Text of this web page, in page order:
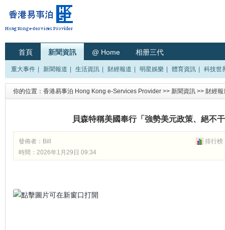
首頁 新聞資訊 @ Home 相册三代
重大事件 新聞報道 生活資訊 財經報道 明星娛樂 體育資訊 科技世
你的位置： 香港易事泊 Hong Kong e-Services Provider >> 新聞資訊 >> 財經報
貝森特稱美國奉行「強勢美元政策、絕不
排行榜
發佈者： Bill
時間：2026年1月29日 09:34